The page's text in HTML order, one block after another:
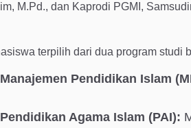
M.Pd., dan Kaprodi PGMI,
terpilih dari dua program studi
Pendidikan Islam
Agama Islam (PAI):